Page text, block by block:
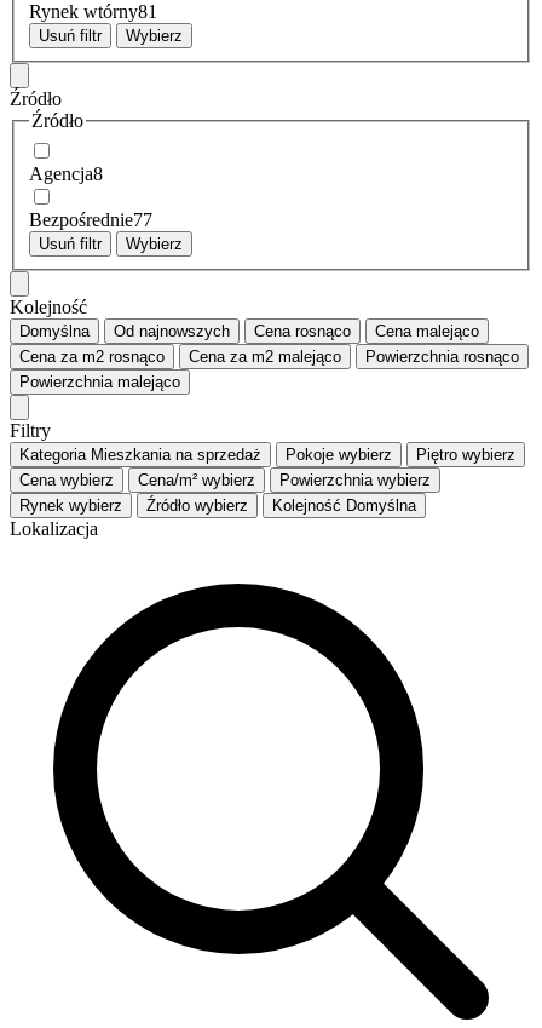
Rynek wtórny81
Usuń filtr Wybierz
Źródło
Źródło
Agencja8
Bezpośrednie77
Usuń filtr Wybierz
Kolejność
Domyślna Od najnowszych Cena rosnąco Cena malejąco
Cena za m2 rosnąco Cena za m2 malejąco Powierzchnia rosnąco
Powierzchnia malejąco
Filtry
Kategoria Mieszkania na sprzedaż Pokoje wybierz Piętro wybierz
Cena wybierz Cena/m² wybierz Powierzchnia wybierz
Rynek wybierz Źródło wybierz Kolejność Domyślna
Lokalizacja